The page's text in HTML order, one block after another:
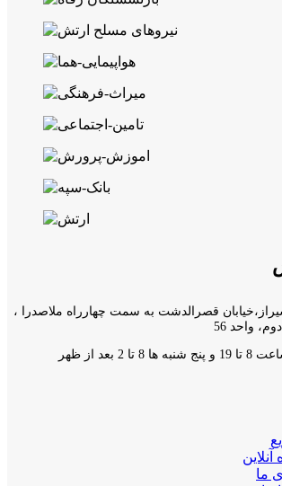
قصرالدشت به سمت چهارراه ملاصدرا ،
بعد از ظهر
ما